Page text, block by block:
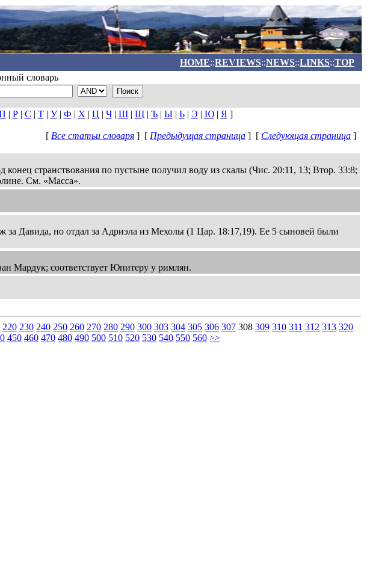
HOME::REVIEWS::NEWS::LINKS::TOP
словарь
| Р| С | Т| У| Ф | Х | Ц | Ч| Ш| Щ| Ъ| Ы| Ь| Э | Ю| Я]
[ Все статьи словаря ] [ Предыдущая страница ] [ Следующая страница ]
странствования по пустыне получил воду из скалы (Чис. 20:11, 13; Втор. 33:8;
См. «Масса».
Давида, но отдал за Адриэла из Мехолы (1 Цар. 18:17,19). Ее 5 сыновей были
Мардук; соответствует Юпитеру у римлян.
220 230 240 250 260 270 280 290 300 303 304 305 306 307 308 309 310 311 312 313 320
450 460 470 480 490 500 510 520 530 540 550 560 >>